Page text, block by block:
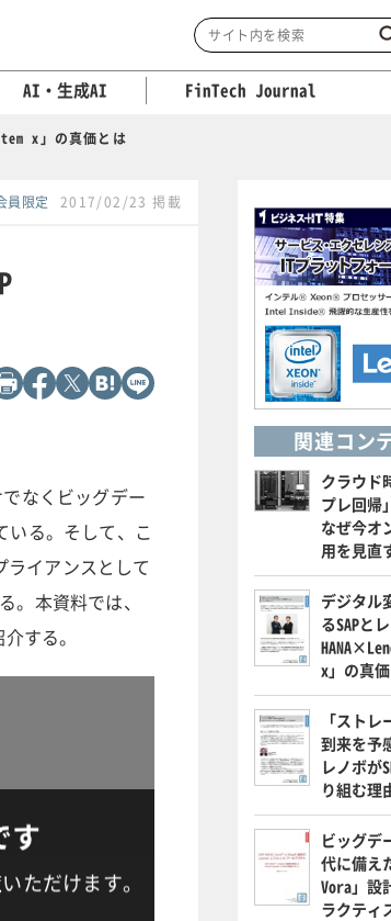
AI・生成AI FinTech Journal
x」の真価とは
員限定 2017/02/23 掲載
なくビッグデー
いる。そして、こ
イアンスとして
本資料では、
する。
す
ただけます。
関連コン
クラウド
プレ回帰
なぜ今オ
用を見直
デジタル
るSAPと
x」の真
「スト
到来を
レノボが
り組む理
ビッグデ
代に備え
Vora」設
ラクティ